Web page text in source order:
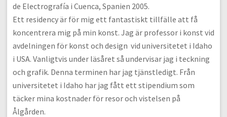
de Electrografía i Cuenca, Spanien 2005.
Ett residency är för mig ett fantastiskt tillfälle att få
koncentrera mig på min konst. Jag är professor i konst vid
avdelningen för konst och design vid universitetet i Idaho
i USA. Vanligtvis under läsåret så undervisar jag i teckning
och grafik. Denna terminen har jag tjänstledigt. Från
universitetet i Idaho har jag fått ett stipendium som
täcker mina kostnader för resor och vistelsen på
Ålgården.